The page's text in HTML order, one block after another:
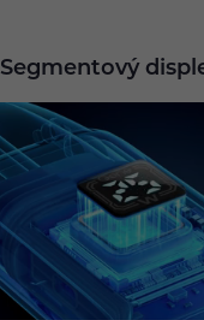
Segmentový